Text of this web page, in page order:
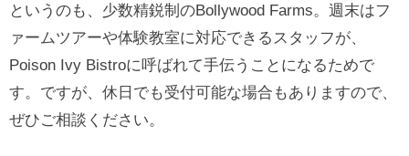
というのも、少数精鋭制のBollywood Farms。週末はフ
ァームツアーや体験教室に対応できるスタッフが、
Poison Ivy Bistroに呼ばれて手伝うことになるためで
す。ですが、休日でも受付可能な場合もありますので、
ぜひご相談ください。